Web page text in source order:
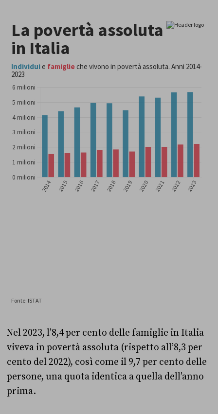
Nel 2023, l’8,4 per cento delle famiglie in Italia
viveva in povertà assoluta (rispetto all’8,3 per
cento del 2022), così come il 9,7 per cento delle
persone, una quota identica a quella dell’anno
prima.